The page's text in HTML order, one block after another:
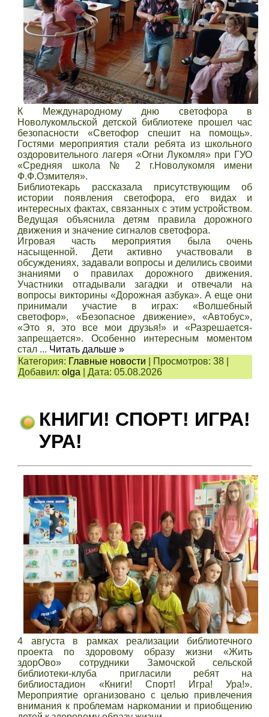
К Международному дню светофора в
Новолукомльской детской библиотеке прошел час
безопасности «Светофор спешит на помощь».
Гостями мероприятия стали ребята из школьного
оздоровительного лагеря «Огни Лукомля» при ГУО
«Средняя школа № 2 г.Новолукомля имени
Ф.Ф.Озмителя».
Библиотекарь рассказала присутствующим об
истории появления светофора, его видах и
интересных фактах, связанных с этим устройством.
Ведущая объяснила детям правила дорожного
движения и значение сигналов светофора.
Игровая часть мероприятия была очень
насыщенной. Дети активно участвовали в
обсуждениях, задавали вопросы и делились своими
знаниями о правилах дорожного движения.
Участники отгадывали загадки и отвечали на
вопросы викторины «Дорожная азбука». А еще они
принимали участие в играх: «Волшебный
светофор», «Безопасное движение», «Автобус»,
«Это я, это все мои друзья!» и «Разрешается-
запрещается». Особенно интересным моментом
стал ... Читать дальше »
Категория: Главные новости Просмотров: 38
Добавил: olga |Дата: 05.08.2026
КНИГИ! СПОРТ! ИГРА!
УРА!
4 августа в рамках реализации библиотечного
проекта по здоровому образу жизни «Жить
здорОво» сотрудники Замочской сельской
библиотеки-клуба пригласили ребят на
библиостадион «Книги! Спорт! Игра! Ура!».
Мероприятие организовано с целью привлечения
внимания к проблемам наркомании и приобщению